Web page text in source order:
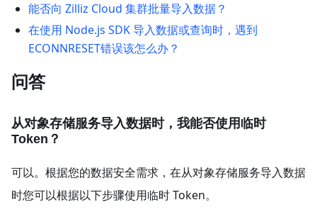
能否向 Zilliz Cloud 集群批量导入数据？
在使用 Node.js SDK 导入数据或查询时，遇到
ECONNRESET错误该怎么办？
问答
从对象存储服务导入数据时，我能否使用临时
Token？
可以。根据您的数据安全需求，在从对象存储服务导入数据
时您可以根据以下步骤使用临时 Token。